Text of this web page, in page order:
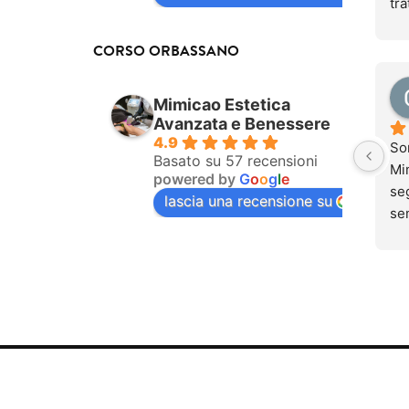
CORSO ORBASSANO
Mimicao Estetica
Avanzata e Benessere
4.9
Basato su 57 recensioni
powered by Google
lascia una recensione su